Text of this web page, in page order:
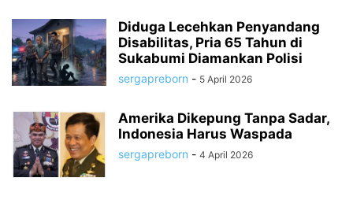
Diduga Lecehkan Penyandang
Disabilitas, Pria 65 Tahun di
Sukabumi Diamankan Polisi
sergapreborn - 5 April 2026
Amerika Dikepung Tanpa Sadar,
Indonesia Harus Waspada
sergapreborn - 4 April 2026